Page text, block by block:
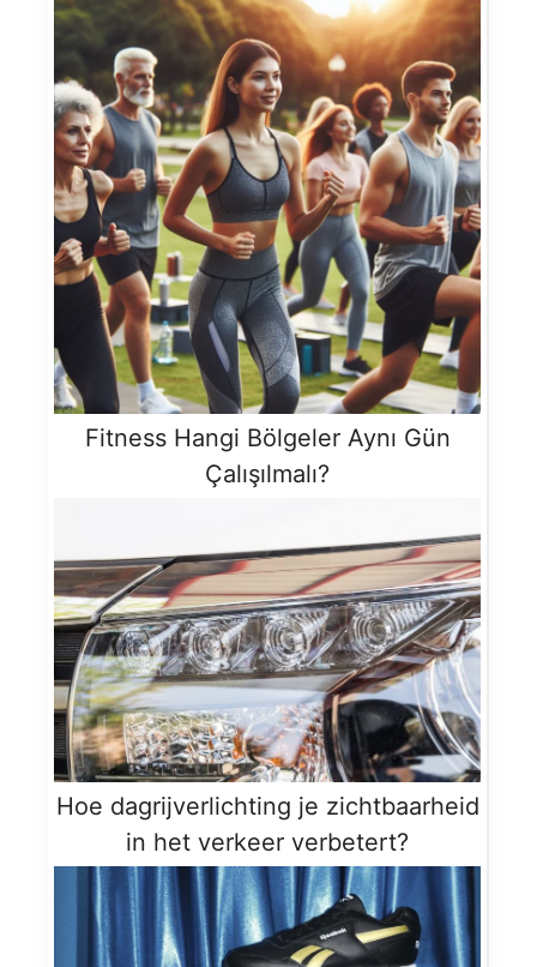
Fitness Hangi Bölgeler Aynı Gün
Çalışılmalı?
Hoe dagrijverlichting je zichtbaarheid
in het verkeer verbetert?